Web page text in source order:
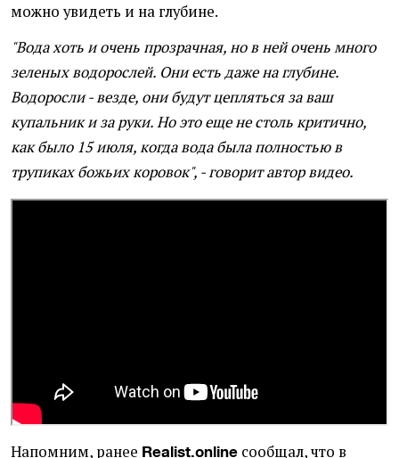
можно увидеть и на глубине.
"Вода хоть и очень прозрачная, но в ней очень много
зеленых водорослей. Они есть даже на глубине.
Водоросли - везде, они будут цепляться за ваш
купальник и за руки. Но это еще не столь критично,
как было 15 июля, когда вода была полностью в
трупиках божьих коровок", - говорит автор видео.
Напомним, ранее Realist.online сообщал, что в